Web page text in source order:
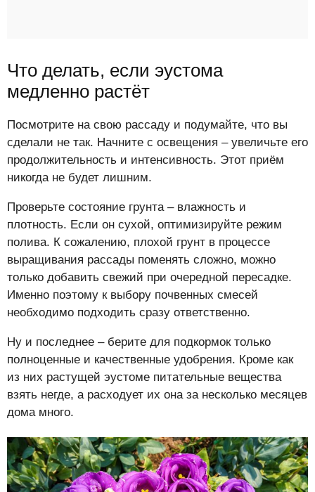
Что делать, если эустома
медленно растёт
Посмотрите на свою рассаду и подумайте, что вы
сделали не так. Начните с освещения – увеличьте его
продолжительность и интенсивность. Этот приём
никогда не будет лишним.
Проверьте состояние грунта – влажность и
плотность. Если он сухой, оптимизируйте режим
полива. К сожалению, плохой грунт в процессе
выращивания рассады поменять сложно, можно
только добавить свежий при очередной пересадке.
Именно поэтому к выбору почвенных смесей
необходимо подходить сразу ответственно.
Ну и последнее – берите для подкормок только
полноценные и качественные удобрения. Кроме как
из них растущей эустоме питательные вещества
взять негде, а расходует их она за несколько месяцев
дома много.